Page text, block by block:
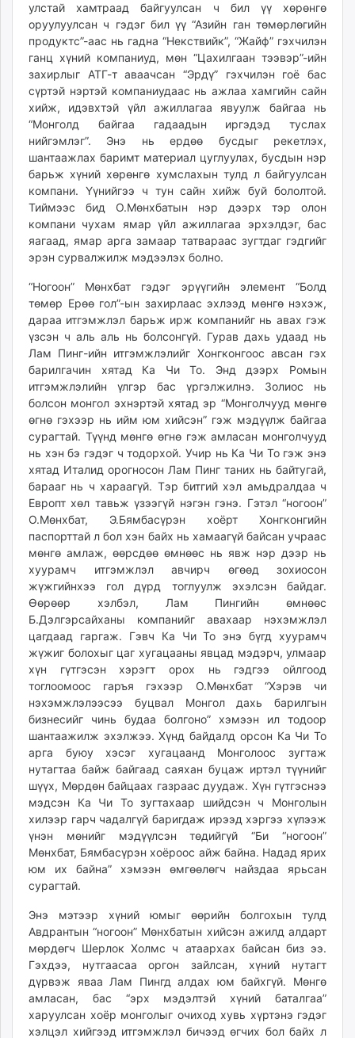
улстай хамтраад байгуулсан ч бил үү хөрөнгө
оруулуулсан ч гэдэг бил үү “Азийн ган төмөрлөгийн
продуктс”-аас нь гадна “Некствийк”, “Жайф” гэхчилэн
ганц хүний компаниуд, мөн “Цахилгаан тээвэр”-ийн
захирлыг АТГ-т аваачсан “Эрдү” гэхчилэн гоё бас
сүртэй нэртэй компаниудаас нь ажлаа хамгийн сайн
хийж, идэвхтэй үйл ажиллагаа явуулж байгаа нь
“Монголд байгаа гадаадын иргэдэд туслах
нийгэмлэг”. Энэ нь ердөө бусдыг рекетлэх,
шантаажлах баримт материал цуглуулах, бусдын нэр
барьж хүний хөрөнгө хумслахын тулд л байгуулсан
компани. Үүнийгээ ч тун сайн хийж буй бололтой.
Тиймээс бид О.Мөнхбатын нэр дээрх тэр олон
компани чухам ямар үйл ажиллагаа эрхэлдэг, бас
яагаад, ямар арга замаар татвараас зугтдаг гэдгийг
эрэн сурвалжилж мэдээлэх болно.
“Ногоон” Мөнхбат гэдэг эрүүгийн элемент “Болд
төмөр Ерөө гол”-ын захирлаас эхлээд мөнгө нэхэж,
дараа итгэмжлэл барьж ирж компанийг нь авах гэж
үзсэн ч аль аль нь болсонгүй. Гурав дахь удаад нь
Лам Пинг-ийн итгэмжлэлийг Хонгконгоос авсан гэх
барилгачин хятад Ка Чи То. Энд дээрх Ромын
итгэмжлэлийн үлгэр бас үргэлжилнэ. Золиос нь
болсон монгол эхнэртэй хятад эр “Монголчууд мөнгө
өгнө гэхээр нь ийм юм хийсэн” гэж мэдүүлж байгаа
сурагтай. Түүнд мөнгө өгнө гэж амласан монголчууд
нь хэн бэ гэдэг ч тодорхой. Учир нь Ка Чи То гэж энэ
хятад Италид орогносон Лам Пинг таних нь байтугай,
барааг нь ч хараагүй. Тэр битгий хэл амьдралдаа ч
Европт хөл тавьж үзээгүй нэгэн гэнэ. Гэтэл “ногоон”
О.Мөнхбат, Э.Бямбасүрэн хоёрт Хонгконгийн
паспорттай л бол хэн байх нь хамаагүй байсан учраас
мөнгө амлаж, өөрсдөө өмнөөс нь явж нэр дээр нь
хуурамч итгэмжлэл авчирч өгөөд зохиосон
жүжгийнхээ гол дүрд тоглуулж эхэлсэн байдаг.
Өөрөөр хэлбэл, Лам Пингийн өмнөөс
Б.Дэлгэрсайханы компанийг авахаар нэхэмжлэл
цагдаад гаргаж. Гэвч Ка Чи То энэ бүгд хуурамч
жүжиг болохыг цаг хугацааны явцад мэдэрч, улмаар
хүн гүтгэсэн хэрэгт орох нь гэдгээ ойлгоод
тоглоомоос гаръя гэхээр О.Мөнхбат “Хэрэв чи
нэхэмжлэлээсээ буцвал Монгол дахь барилгын
бизнесийг чинь будаа болгоно” хэмээн ил тодоор
шантаажилж эхэлжээ. Хүнд байдалд орсон Ка Чи То
арга буюу хэсэг хугацаанд Монголоос зугтаж
нутагтаа байж байгаад саяхан буцаж иртэл түүнийг
шүүх, Мөрдөн байцаах газраас дуудаж. Хүн гүтгэснээ
мэдсэн Ка Чи То зугтахаар шийдсэн ч Монголын
хилээр гарч чадалгүй баригдаж ирээд хэргээ хүлээж
үнэн мөнийг мэдүүлсэн төдийгүй “Би “ногоон”
Мөнхбат, Бямбасүрэн хоёроос айж байна. Надад ярих
юм их байна” хэмээн өмгөөлөгч найздаа ярьсан
сурагтай.
Энэ мэтээр хүний юмыг өөрийн болгохын тулд
Авдран­тын “ногоон” Мөнх­батын хийсэн ажилд алдарт
мөрдөгч Шерлок Холмс ч атаархах байсан биз ээ.
Гэхдээ, нутгаасаа оргон зайлсан, хүний нутагт
дүрвэж яваа Лам Пингд алдах юм байхгүй. Мөнгө
амласан, бас “эрх мэдэлтэй хүний баталгаа”
харуулсан хоёр монголыг очиход хувь хүртэнэ гэдэг
хэлцэл хийгээд итгэмжлэл бичээд өгчих бол байх л